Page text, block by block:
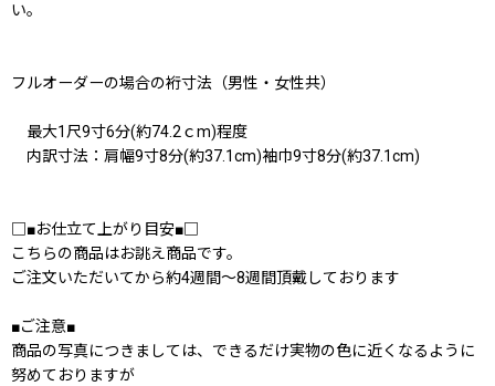
い。
フルオーダーの場合の裄寸法（男性・女性共）
最大1尺9寸6分(約74.2ｃm)程度
内訳寸法：肩幅9寸8分(約37.1cm)袖巾9寸8分(約37.1cm)
□■お仕立て上がり目安■□
こちらの商品はお誂え商品です。
ご注文いただいてから約4週間〜8週間頂戴しております
■ご注意■
商品の写真につきましては、できるだけ実物の色に近くなるように
努めておりますが